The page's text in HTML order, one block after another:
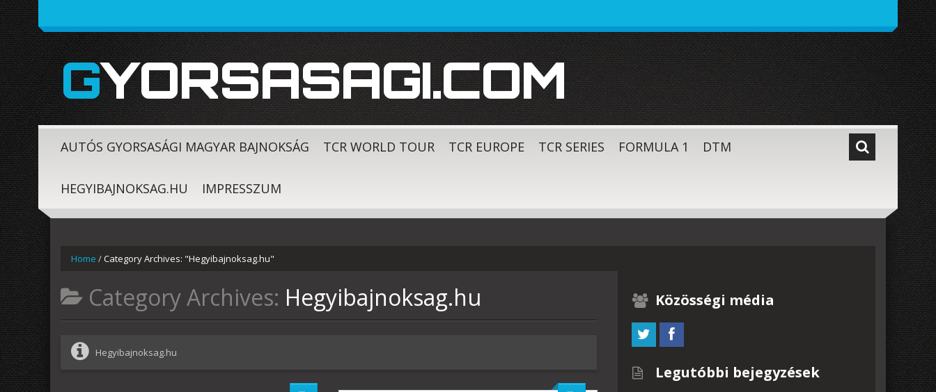
GYORSASAGI.COM
AUTÓS GYORSASÁGI MAGYAR BAJNOKSÁG TCR WORLD TOUR TCR EUROPE TCR SERIES FORMULA 1 DTM
HEGYIBAJNOKSAG.HU IMPRESSZUM
Home /Category Archives: "Hegyibajnoksag.hu"
Category Archives: Hegyibajnoksag.hu
Hegyibajnoksag.hu
Közösségi média
Legutóbbi bejegyzések